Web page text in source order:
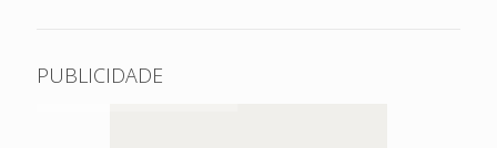
PUBLICIDADE